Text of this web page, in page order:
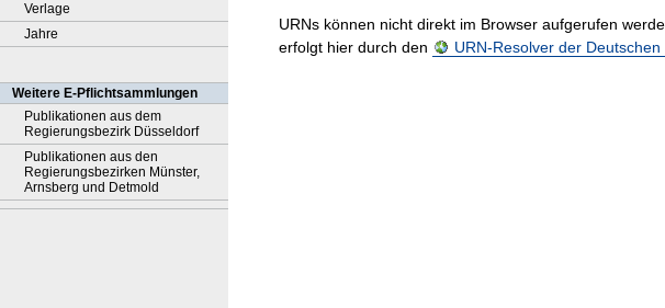
Verlage
Jahre
Weitere E-Pflichtsammlungen
Publikationen aus dem
Regierungsbezirk Düsseldorf
Publikationen aus den
Regierungsbezirken Münster,
Arnsberg und Detmold
URNs können nicht direkt im Browser aufgerufen
erfolgt hier durch den
URN-Resolver der